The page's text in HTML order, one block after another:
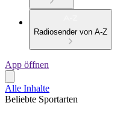
Radiosender von A-Z
App öffnen
Alle Inhalte
Beliebte Sportarten